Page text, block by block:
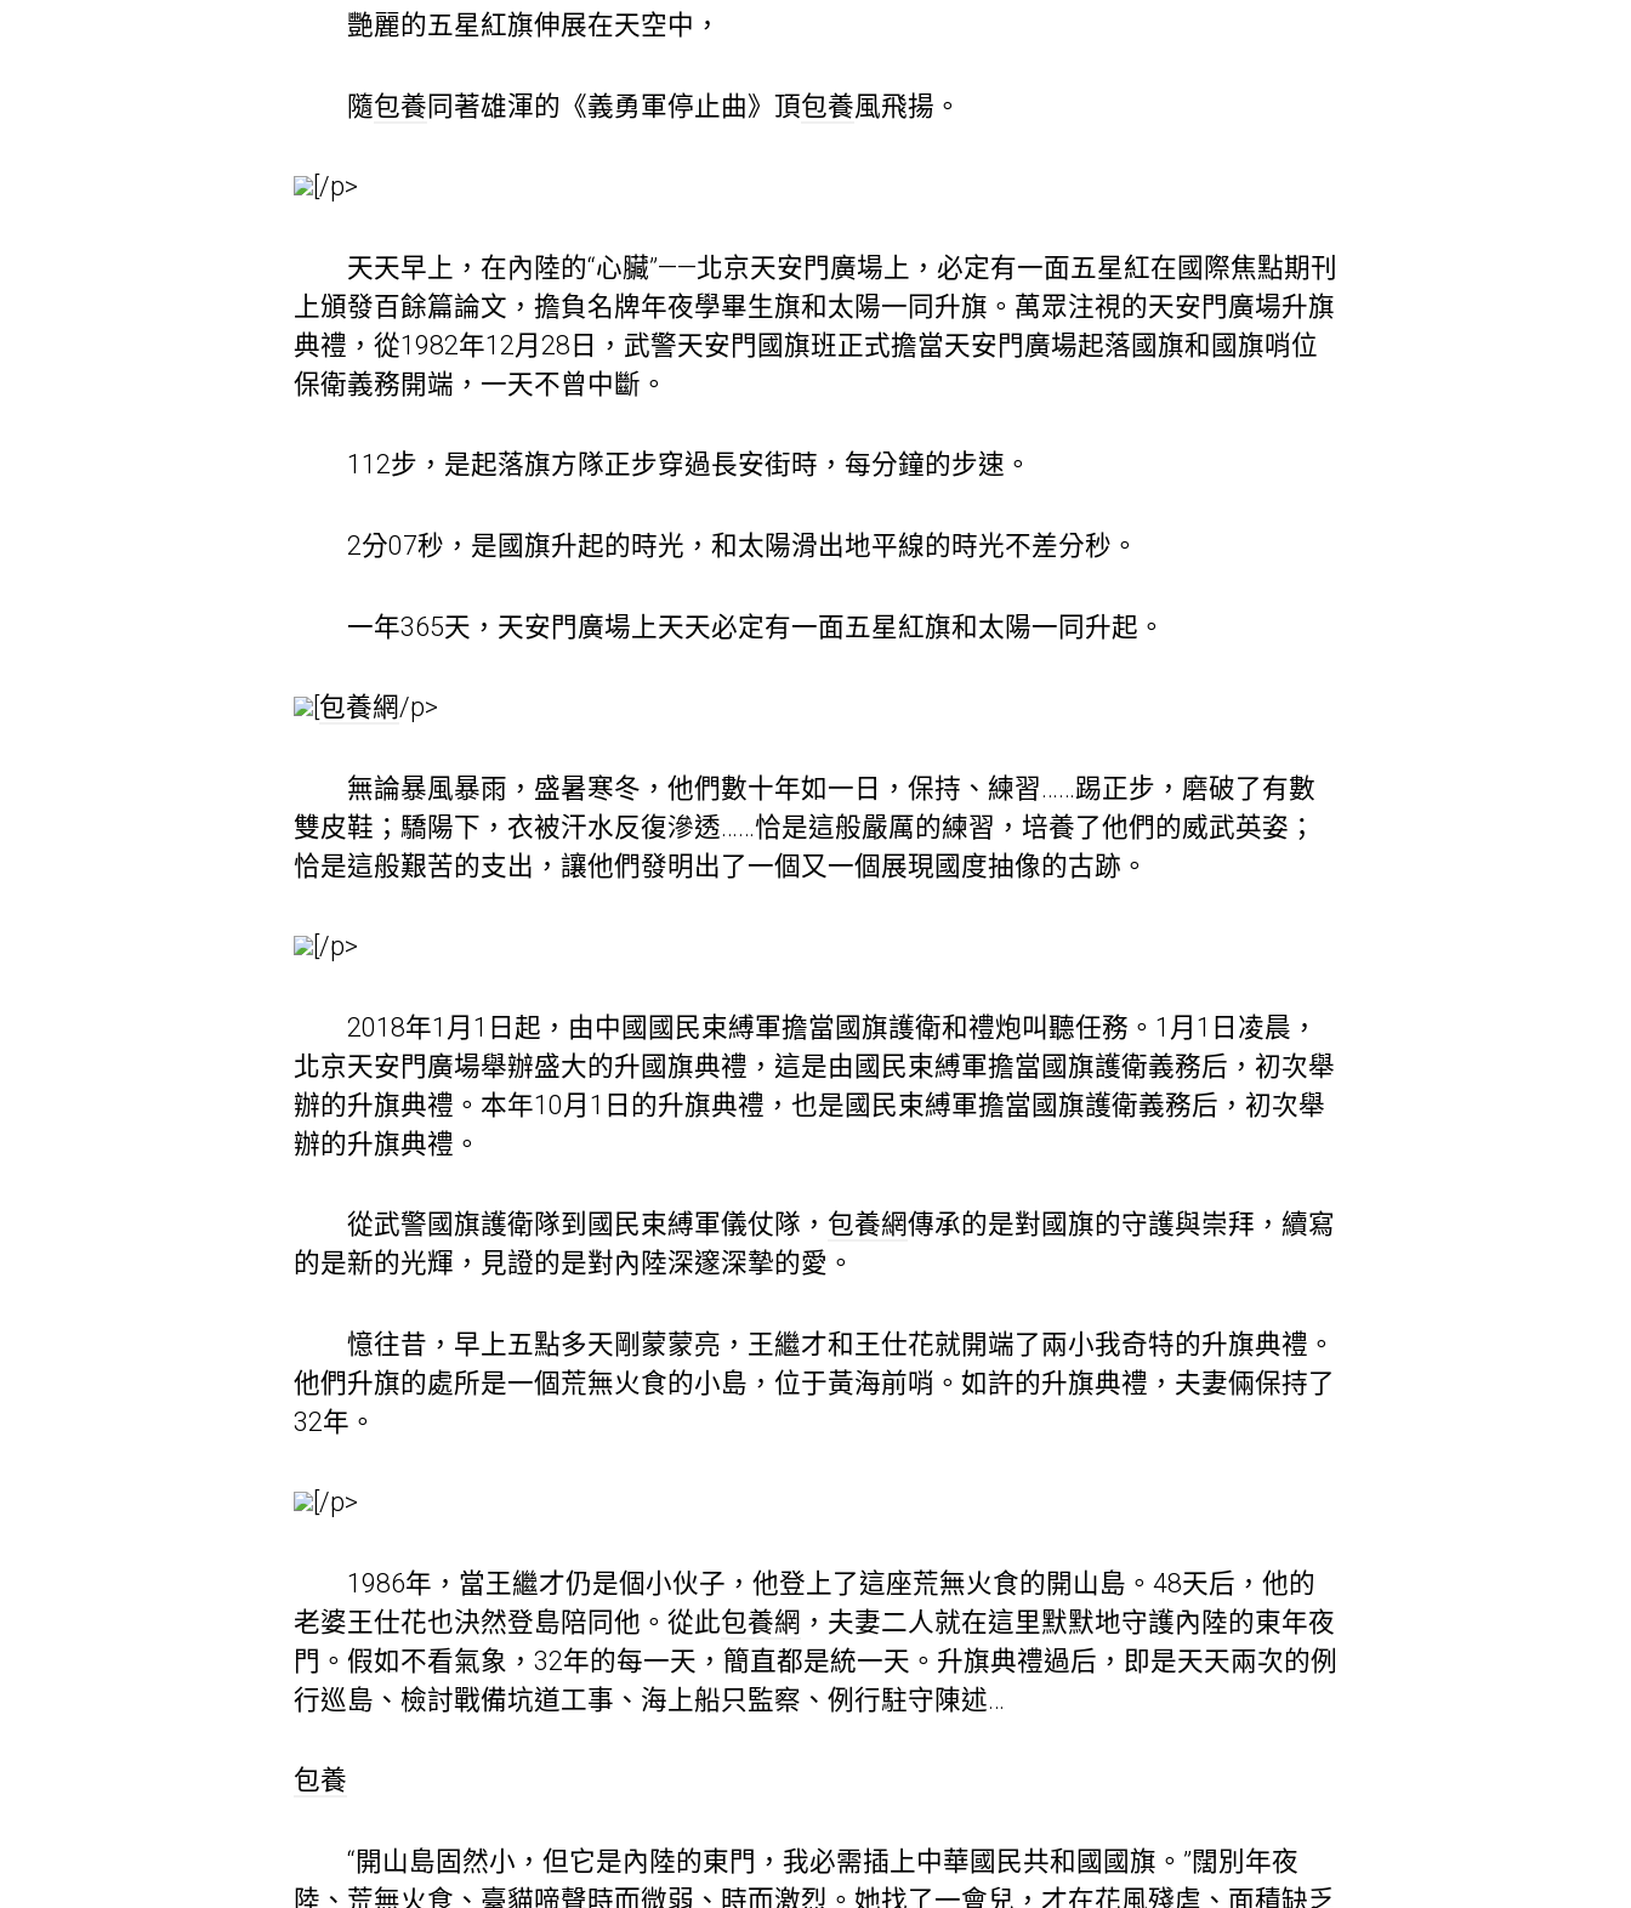
艷麗的五星紅旗伸展在天空中，
隨包養同著雄渾的《義勇軍停止曲》頂包養風飛揚。
[/p>
天天早上，在內陸的“心臟”——北京天安門廣場上，必定有一面五星紅在國際焦點期刊
上頒發百餘篇論文，擔負名牌年夜學畢生旗和太陽一同升旗。萬眾注視的天安門廣場升旗
典禮，從1982年12月28日，武警天安門國旗班正式擔當天安門廣場起落國旗和國旗哨位
保衛義務開端，一天不曾中斷。
112步，是起落旗方隊正步穿過長安街時，每分鐘的步速。
2分07秒，是國旗升起的時光，和太陽滑出地平線的時光不差分秒。
一年365天，天安門廣場上天天必定有一面五星紅旗和太陽一同升起。
[包養網/p>
無論暴風暴雨，盛暑寒冬，他們數十年如一日，保持、練習……踢正步，磨破了有數
雙皮鞋；驕陽下，衣被汗水反復滲透……恰是這般嚴厲的練習，培養了他們的威武英姿；
恰是這般艱苦的支出，讓他們發明出了一個又一個展現國度抽像的古跡。
[/p>
2018年1月1日起，由中國國民束縛軍擔當國旗護衛和禮炮叫聽任務。1月1日凌晨，
北京天安門廣場舉辦盛大的升國旗典禮，這是由國民束縛軍擔當國旗護衛義務后，初次舉
辦的升旗典禮。本年10月1日的升旗典禮，也是國民束縛軍擔當國旗護衛義務后，初次舉
辦的升旗典禮。
從武警國旗護衛隊到國民束縛軍儀仗隊， 包養網傳承的是對國旗的守護與崇拜，續寫
的是新的光輝，見證的是對內陸深邃深摯的愛。
憶往昔，早上五點多天剛蒙蒙亮，王繼才和王仕花就開端了兩小我奇特的升旗典禮。
他們升旗的處所是一個荒無火食的小島，位于黃海前哨。如許的升旗典禮，夫妻倆保持了
32年。
[/p>
1986年，當王繼才仍是個小伙子，他登上了這座荒無火食的開山島。48天后，他的
老婆王仕花也決然登島陪同他。從此包養網 ，夫妻二人就在這里默默地守護內陸的東年夜
門。假如不看氣象，32年的每一天，簡直都是統一天。升旗典禮過后，即是天天兩次的例
行巡島、檢討戰備坑道工事、海上船只監察、例行駐守陳述…
包養
“開山島固然小，但它是內陸的東門，我必需插上中華國民共和國國旗。”闊別年夜
陸、荒無火食、臺貓啼聲時而微弱、時而激烈。她找了一會兒，才在花風殘虐、面積缺乏